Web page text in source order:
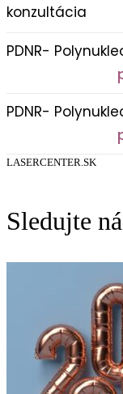
konzultácia
PDNR-
PDNR-
LASERCENTER.SK
Sledujte